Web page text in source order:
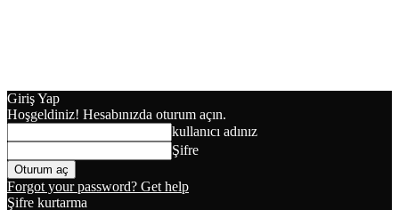
Giriş Yap
Hoşgeldiniz! Hesabınızda oturum açın.
kullanıcı adınız
Şifre
Forgot your password? Get help
Şifre kurtarma